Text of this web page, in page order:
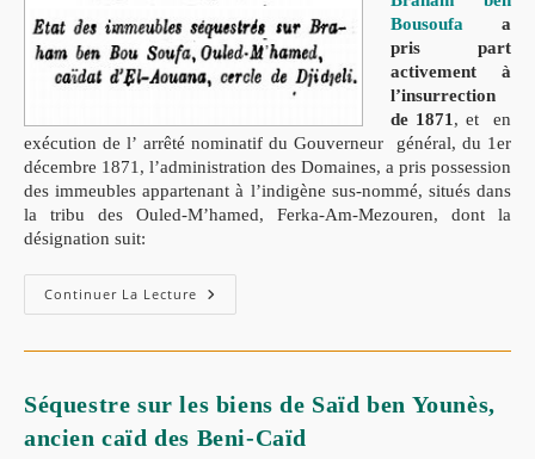
Bousoufa a
pris part
activement à
l’insurrection
de 1871 , et en
exécution del’ arrêté nominatif du Gouverneur général, du 1er
décembre 1871, l’administration des Domaines, a pris possession
des immeubles appartenant à l’indigène sus-nommé, situés dans
la tribu des Ouled-M’hamed, Ferka-Am-Mezouren, dont la
désignation suit:
Continuer La Lecture
Séquestre sur les biens de Saïd ben Younès,
ancien caïd des Beni-Caïd